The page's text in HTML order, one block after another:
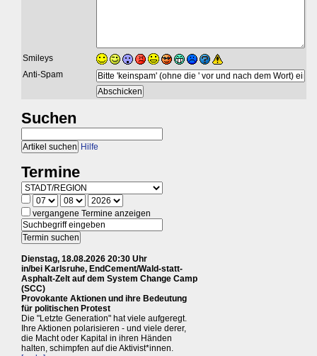
Smileys
Anti-Spam
Suchen
Hilfe
Termine
vergangene Termine anzeigen
Dienstag, 18.08.2026 20:30 Uhr
in/bei Karlsruhe, EndCement/Wald-statt-
Asphalt-Zelt auf dem System Change Camp
(SCC)
Provokante Aktionen und ihre Bedeutung
für politischen Protest
Die "Letzte Generation" hat viele aufgeregt.
Ihre Aktionen polarisieren - und viele derer,
die Macht oder Kapital in ihren Händen
halten, schimpfen auf die Aktivist*innen.